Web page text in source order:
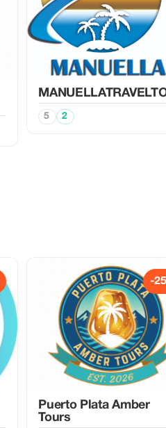
5 2
-
Puerto Plata Amber
Tours